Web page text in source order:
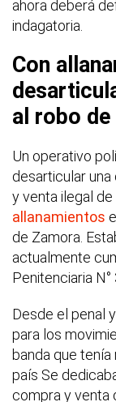
ahora deberá
indagatoria.
Con
al robo
Un operativo
desarticular una
y venta ilegal de
allanamientos
de Zamora.
actualmente
Penitenciaria
Desde el penal
para los
banda que
país Se
compra y venta